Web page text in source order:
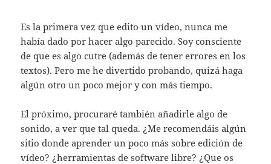
Es la primera vez que edito un vídeo, nunca me
había dado por hacer algo parecido. Soy consciente
de que es algo cutre (además de tener errores en los
textos). Pero me he divertido probando, quizá haga
algún otro un poco mejor y con más tiempo.
El próximo, procuraré también añadirle algo de
sonido, a ver que tal queda. ¿Me recomendáis algún
sitio donde aprender un poco más sobre edición de
vídeo? ¿herramientas de software libre? ¿Que os